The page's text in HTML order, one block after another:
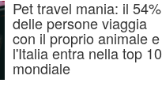
Pet travel mania: il 54%
delle persone viaggia
con il proprio animale e
l'Italia entra nella top 10
mondiale